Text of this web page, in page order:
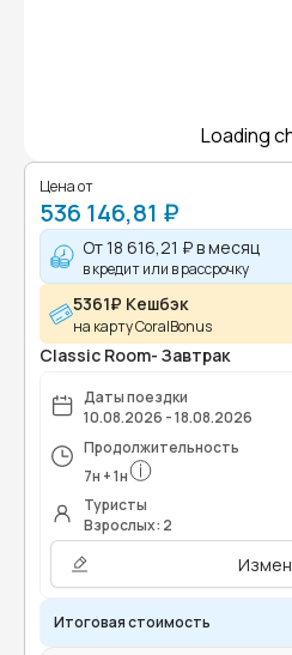
Loading
Цена от
536 146,81 ₽
От18 616,21 ₽в месяц
в кредит или в рассрочку
5361₽ Кешбэк
на карту CoralBonus
Classic Room- Завтрак
Даты поездки
10.08.2026 - 18.08.2026
Продолжительность
7н +1н
Туристы
Взрослых: 2
Итоговая стоимость